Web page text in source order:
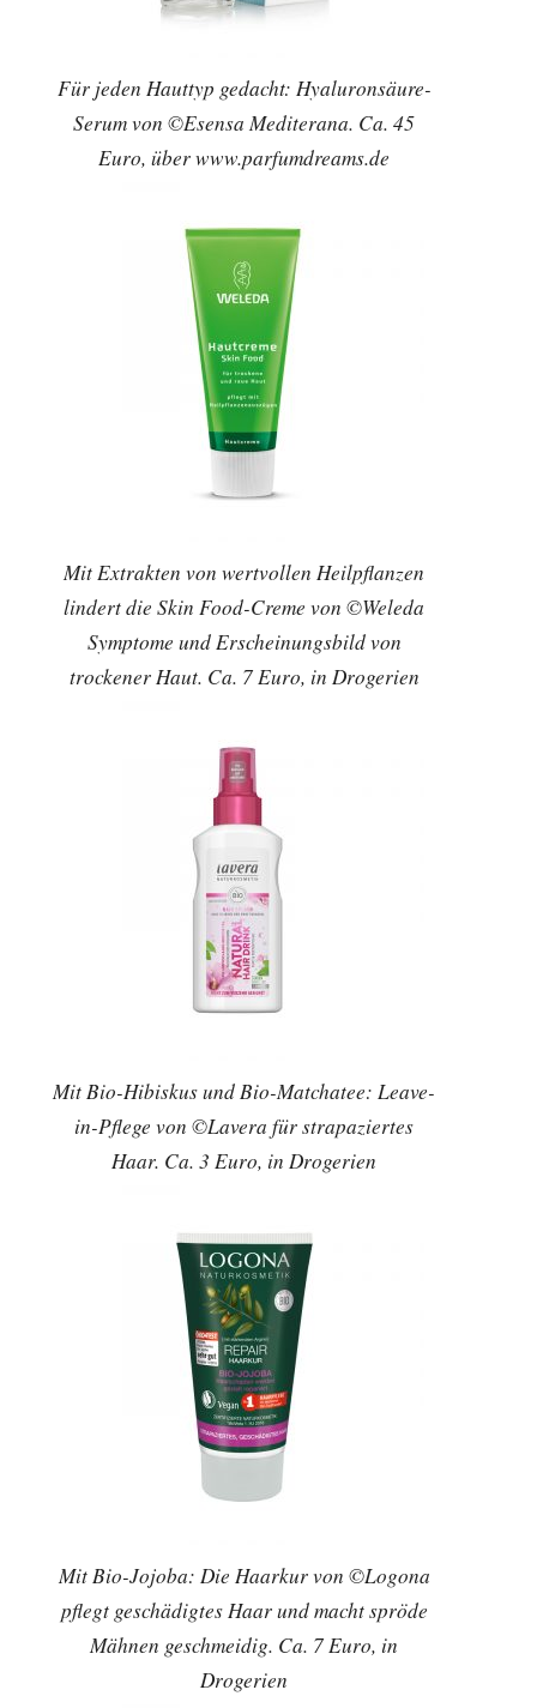
Für jeden Hauttyp gedacht: Hyaluronsäure-
Serum von ©Esensa Mediterana. Ca. 45
Euro, über www.parfumdreams.de
Mit Extrakten von wertvollen Heilpflanzen
lindert die Skin Food-Creme von ©Weleda
Symptome und Erscheinungsbild von
trockener Haut. Ca. 7 Euro, in Drogerien
Mit Bio-Hibiskus und Bio-Matchatee: Leave-
in-Pflege von ©Lavera für strapaziertes
Haar. Ca. 3 Euro, in Drogerien
Mit Bio-Jojoba: Die Haarkur von ©Logona
pflegt geschädigtes Haar und macht spröde
Mähnen geschmeidig. Ca. 7 Euro, in
Drogerien